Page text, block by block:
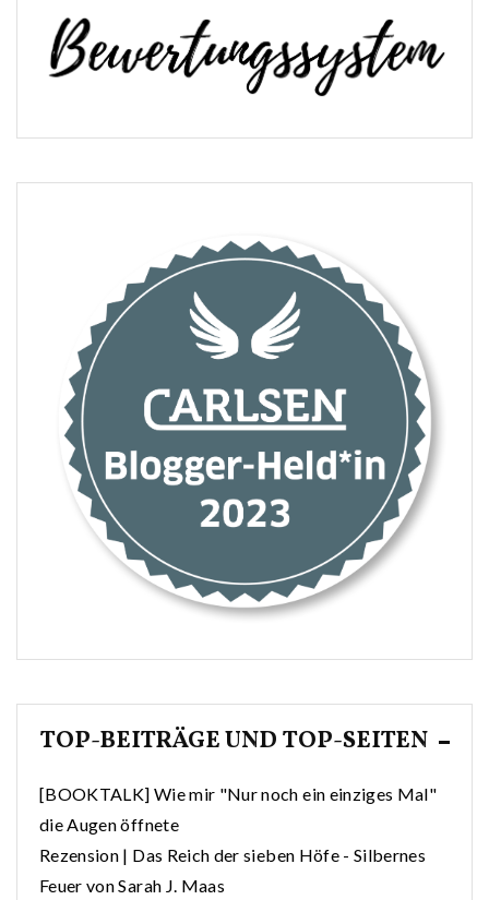
TOP-BEITRÄGE UND TOP-SEITEN
[BOOKTALK] Wie mir "Nur noch ein einziges Mal"
die Augen öffnete
Rezension | Das Reich der sieben Höfe - Silbernes
Feuer von Sarah J. Maas